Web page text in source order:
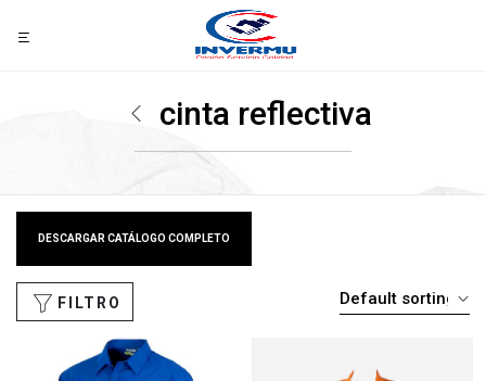
cinta reflectiva
DESCARGAR CATÁLOGO COMPLETO
FILTRO